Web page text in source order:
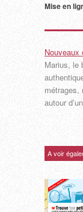
Mise en
Nouveaux
Marius, le
métrages,
autour
A voir